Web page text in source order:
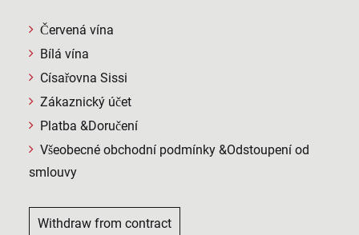
Červená vína
Bílá vína
Císařovna Sissi
Zákaznický účet
Platba &Doručení
Všeobecné obchodní podmínky &Odstoupení od
smlouvy
Withdraw from contract